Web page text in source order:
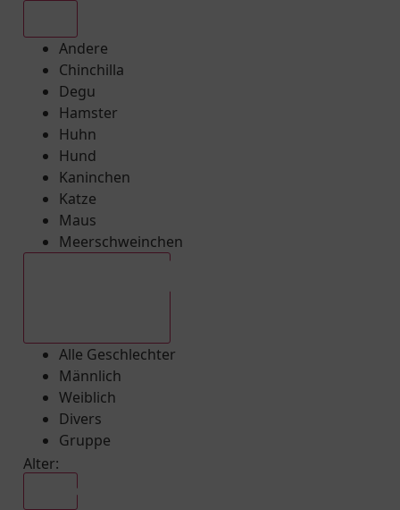
Andere
Chinchilla
Degu
Hamster
Huhn
Hund
Kaninchen
Katze
Maus
Meerschweinchen
Alle Geschlechter
Männlich
Weiblich
Divers
Gruppe
Alter: